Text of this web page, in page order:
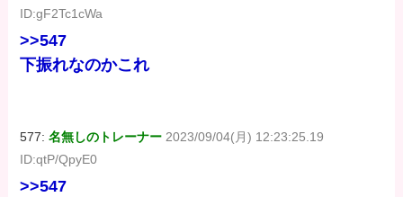
ID:gF2Tc1cWa
>>547
下振れなのかこれ
577:名無しのトレーナー 2023/09/04(月) 12:23:25.19
ID:qtP/QpyE0
>>547